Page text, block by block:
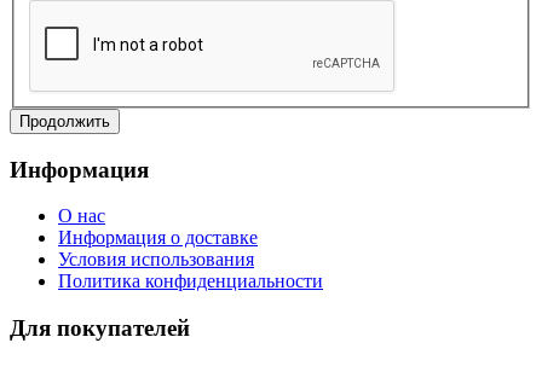
Продолжить
Информация
O нас
Информация о доставке
Условия использования
Политика конфиденциальности
Для покупателей